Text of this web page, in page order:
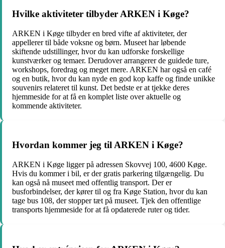
Hvilke aktiviteter tilbyder ARKEN i Køge?
ARKEN i Køge tilbyder en bred vifte af aktiviteter, der
appellerer til både voksne og børn. Museet har løbende
skiftende udstillinger, hvor du kan udforske forskellige
kunstværker og temaer. Derudover arrangerer de guidede ture,
workshops, foredrag og meget mere. ARKEN har også en café
og en butik, hvor du kan nyde en god kop kaffe og finde unikke
souvenirs relateret til kunst. Det bedste er at tjekke deres
hjemmeside for at få en komplet liste over aktuelle og
kommende aktiviteter.
Hvordan kommer jeg til ARKEN i Køge?
ARKEN i Køge ligger på adressen Skovvej 100, 4600 Køge.
Hvis du kommer i bil, er der gratis parkering tilgængelig. Du
kan også nå museet med offentlig transport. Der er
busforbindelser, der kører til og fra Køge Station, hvor du kan
tage bus 108, der stopper tæt på museet. Tjek den offentlige
transports hjemmeside for at få opdaterede ruter og tider.